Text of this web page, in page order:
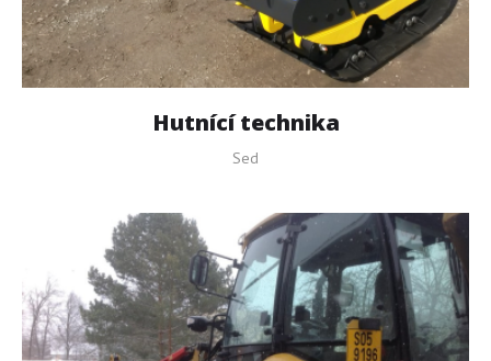
Materiál
Provádíme
Spolupráce
Kontakt
Hutnící technika
Sed